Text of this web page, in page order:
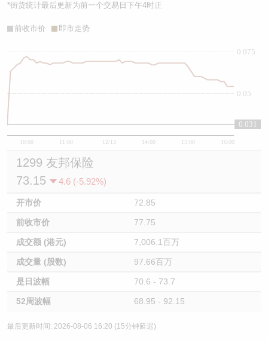
*街货统计最后更新为前一个交易日下午4时正
前收市价 即市走势
10:00 11:00 12/13 14:00 15:00 16:00
0.05
0.075
0.031
1299 友邦保险
73.15
4.6 (-5.92%)
开市价 72.85
前收市价 77.75
成交额 (港元) 7,006.1百万
成交量 (股数) 97.66百万
是日波幅 70.6 - 73.7
52周波幅 68.95 - 92.15
最后更新时间: 2026-08-06 16:20 (15分钟延迟)